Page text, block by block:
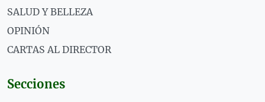
SALUD Y BELLEZA
OPINIÓN
CARTAS AL DIRECTOR
Secciones